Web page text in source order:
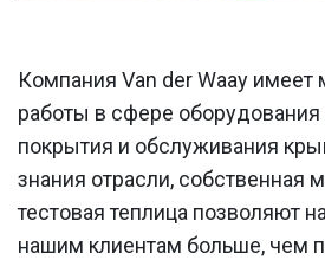
Компания Van der Waay имеет
работы в сфере оборудования
покрытия и обслуживания
знания отрасли, собственная
тестовая теплица позволяют
нашим клиентам больше, чем